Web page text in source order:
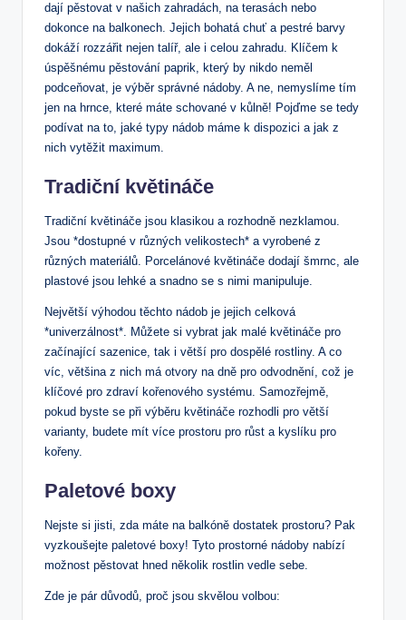
dají pěstovat v našich zahradách, na terasách nebo
dokonce na balkonech. Jejich bohatá chuť a pestré barvy
dokáží rozzářit nejen talíř, ale i celou zahradu. Klíčem k
úspěšnému pěstování paprik, který by nikdo neměl
podceňovat, je výběr správné nádoby. A ne, nemyslíme tím
jen na hrnce, které máte schované v kůlně! Pojďme se tedy
podívat na to, jaké typy nádob máme k dispozici a jak z
nich vytěžit maximum.
Tradiční květináče
Tradiční květináče jsou klasikou a rozhodně nezklamou.
Jsou *dostupné v různých velikostech* a vyrobené z
různých materiálů. Porcelánové květináče dodají šmrnc, ale
plastové jsou lehké a snadno se s nimi manipuluje.
Největší výhodou těchto nádob je jejich celková
*univerzálnost*. Můžete si vybrat jak malé květináče pro
začínající sazenice, tak i větší pro dospělé rostliny. A co
víc, většina z nich má otvory na dně pro odvodnění, což je
klíčové pro zdraví kořenového systému. Samozřejmě,
pokud byste se při výběru květináče rozhodli pro větší
varianty, budete mít více prostoru pro růst a kyslíku pro
kořeny.
Paletové boxy
Nejste si jisti, zda máte na balkóně dostatek prostoru? Pak
vyzkoušejte paletové boxy! Tyto prostorné nádoby nabízí
možnost pěstovat hned několik rostlin vedle sebe.
Zde je pár důvodů, proč jsou skvělou volbou: